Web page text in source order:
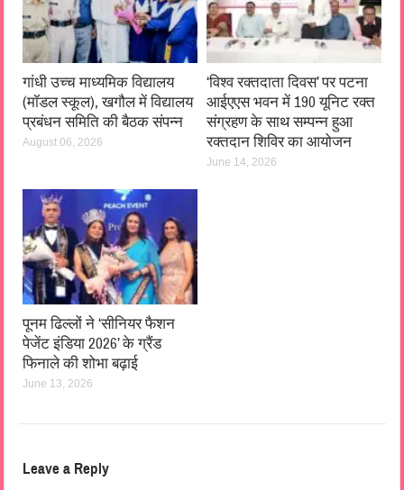
गांधी उच्च माध्यमिक विद्यालय
(मॉडल स्कूल), खगौल में विद्यालय
प्रबंधन समिति की बैठक संपन्न
August 06, 2026
‘विश्व रक्तदाता दिवस’ पर पटना
आईएएस भवन में 190 यूनिट रक्त
संग्रहण के साथ सम्पन्न हुआ
रक्तदान शिविर का आयोजन
June 14, 2026
पूनम ढिल्लों ने ‘सीनियर फैशन
पेजेंट इंडिया 2026’ के ग्रैंड
फिनाले की शोभा बढ़ाई
June 13, 2026
Leave a Reply